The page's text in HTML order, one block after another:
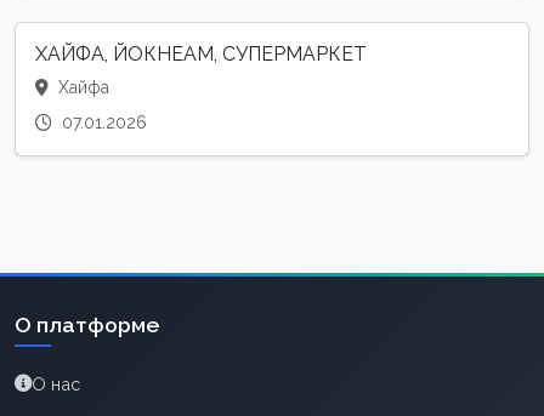
ХАЙФА, ЙОКНЕАМ, СУПЕРМАРКЕТ
Хайфа
07.01.2026
О платформе
О нас